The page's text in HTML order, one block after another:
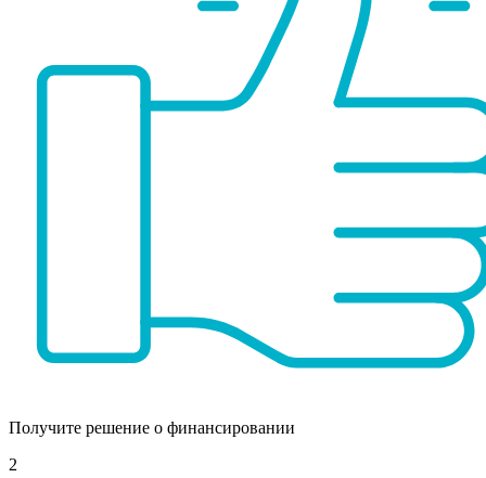
Получите решение о финансировании
2